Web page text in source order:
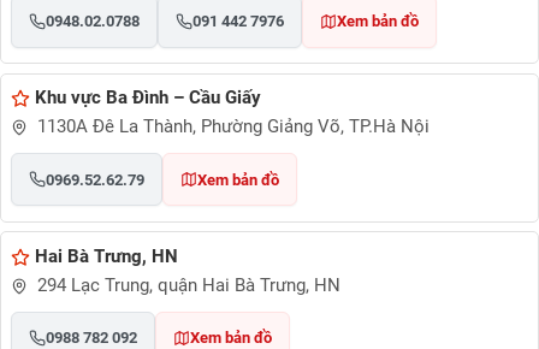
0948.02.0788 091 442 7976 Xem bản đồ
Khu vực Ba Đình – Cầu Giấy
1130A Đê La Thành, Phường Giảng Võ, TP.Hà Nội
0969.52.62.79 Xem bản đồ
Hai Bà Trưng, HN
294 Lạc Trung, quận Hai Bà Trưng, HN
0988 782 092 Xem bản đồ